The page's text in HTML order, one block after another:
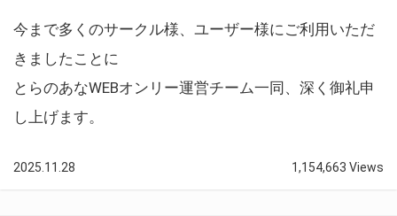
今まで多くのサークル様、ユーザー様にご利用いただ
きましたことに
とらのあなWEBオンリー運営チーム一同、深く御礼申
し上げます。
2025.11.28 1,154,663 Views